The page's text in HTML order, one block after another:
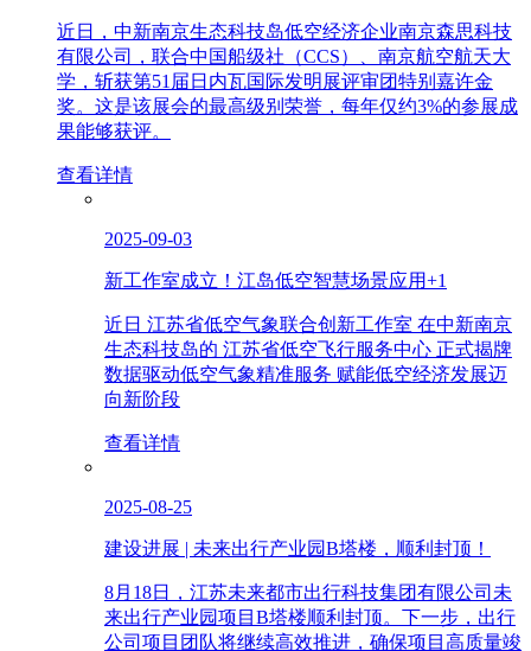
近日，中新南京生态科技岛低空经济企业南京森思科技
有限公司，联合中国船级社（CCS）、南京航空航天大
学，斩获第51届日内瓦国际发明展评审团特别嘉许金
奖。这是该展会的最高级别荣誉，每年仅约3%的参展成
果能够获评。
查看详情
2025-09-03
新工作室成立！江岛低空智慧场景应用+1
近日 江苏省低空气象联合创新工作室 在中新南京
生态科技岛的 江苏省低空飞行服务中心 正式揭牌
数据驱动低空气象精准服务 赋能低空经济发展迈
向新阶段
查看详情
2025-08-25
建设进展 | 未来出行产业园B塔楼，顺利封顶！
8月18日，江苏未来都市出行科技集团有限公司未
来出行产业园项目B塔楼顺利封顶。下一步，出行
公司项目团队将继续高效推进，确保项目高质量竣